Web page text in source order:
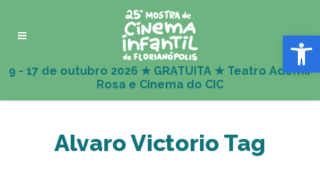
Abrir
Alvaro Victorio Tag